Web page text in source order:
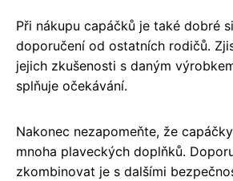
Při nákupu capáčků je také dobré
doporučení od ostatních rodičů.
jejich zkušenosti s daným
splňuje očekávání.
Nakonec nezapomeňte, že
mnoha plaveckých doplňků.
zkombinovat je s dalšími